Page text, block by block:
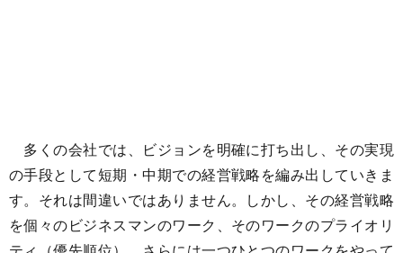
多くの会社では、ビジョンを明確に打ち出し、その実現
の手段として短期・中期での経営戦略を編み出していきま
す。それは間違いではありません。しかし、その経営戦略
を個々のビジネスマンのワーク、そのワークのプライオリ